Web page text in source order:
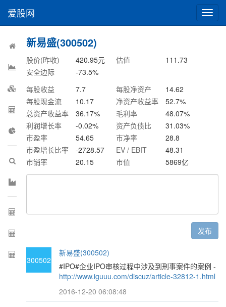
切
换
爱股网
新易盛(300502)
股价(昨收) 420.95元 估值
111.73
安全边际
-73.5%
每股收益
7.7 每股净资产
14.62
每股现金流
10.17 净资产收益率 52.7%
总资产收益率
36.17% 毛利率 48.07%
利润增长率
-0.02% 资产负债比 31.03%
市盈率
54.65 市净率
28.8
市盈增长比率
-2728.57 EV / EBIT
48.31
市销率
20.15 市值 5869亿
发布
300502
新易盛(300502)
#IPO#企业IPO审核过程中涉及到刑事案件的案例 -
http://www.iguuu.com/discuz/article-32812-1.html
2016-12-20 06:08:48